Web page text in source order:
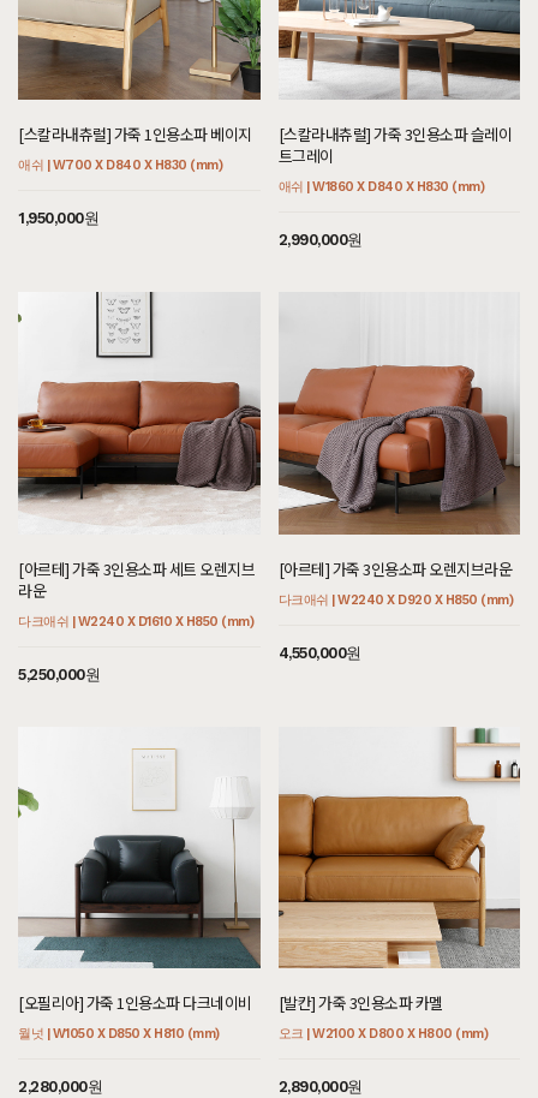
[스칼라내츄럴] 가죽 1인용소파 베이지
애쉬 | W700 X D840 X H830 (mm)
1,950,000원
[스칼라내츄럴] 가죽 3인용소파 슬레이
트그레이
애쉬 | W1860 X D840 X H830 (mm)
2,990,000원
[아르테] 가죽 3인용소파 세트 오렌지브
라운
다크애쉬 | W2240 X D1610 X H850 (mm)
5,250,000원
[아르테] 가죽 3인용소파 오렌지브라운
다크애쉬 | W2240 X D920 X H850 (mm)
4,550,000원
[오필리아] 가죽 1인용소파 다크네이비
월넛 | W1050 X D850 X H810 (mm)
2,280,000원
[발칸] 가죽 3인용소파 카멜
오크 | W2100 X D800 X H800 (mm)
2,890,000원